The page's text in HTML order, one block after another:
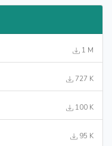
1 M
727 K
100 K
95 K